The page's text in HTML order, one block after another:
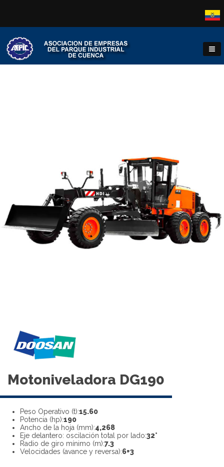
Motoniveladora DG190
Peso Operativo (t):15.60
Potencia (hp):190
Ancho de la hoja (mm):4,268
Eje delantero: oscilación total por lado:32°
Radio de giro mínimo (m):7.3
Velocidades (avance y reversa):6+3